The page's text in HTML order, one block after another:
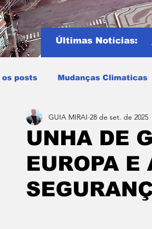
Últimas Notícias:
os posts Mudanças Climaticas
do mundo COPA DO
Miraí Muriaé
UNHA DE
EUROPA
GUIA MIRAI 28 de set. de 2025